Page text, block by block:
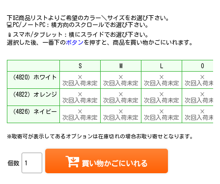
下記商品リストよりご希望のカラー＼サイズをお選び下さい。
💻PC/ノートPC︰横方向のスクロールでお選び下さい。
📱スマホ/タブレット︰横にスライドでお選び下さい。
選択した後、一番下のボタンを押すと、商品を買い物かごにいれます。
S M
O
（4820）ホワイト
×
次回入荷未定
×
次回入荷未定
×
次回入荷未定
×
次回入荷未定
（4822）オレンジ
×
次回入荷未定
×
次回入荷未定
×
次回入荷未定
×
次回入荷未定
（4826）ネイビー
×
次回入荷未定
×
次回入荷未定
×
次回入荷未定
×
次回入荷未定
※取寄可が表示してあるオプションは在庫切れの場合お取り寄せとなります。
個数 買い物かごにいれる